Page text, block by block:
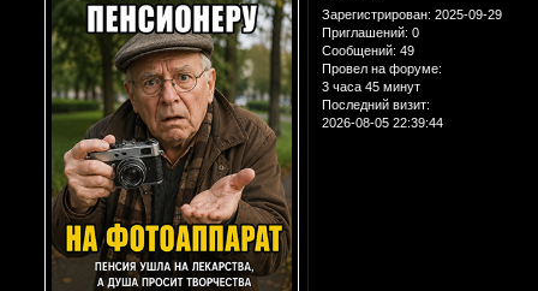
Зарегистрирован: 2025-09-29
Приглашений: 0
Сообщений: 49
Провел на форуме:
3 часа 45 минут
Последний визит:
2026-08-05 22:39:44